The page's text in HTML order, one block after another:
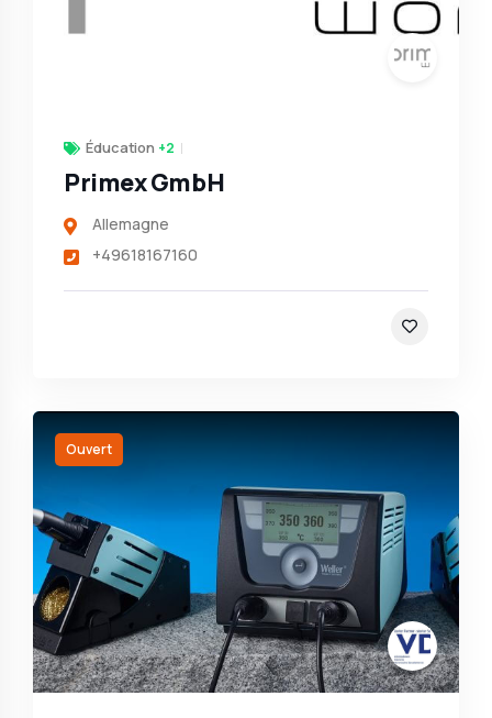
Éducation +2
Primex GmbH
Allemagne
+49618167160
Ouvert